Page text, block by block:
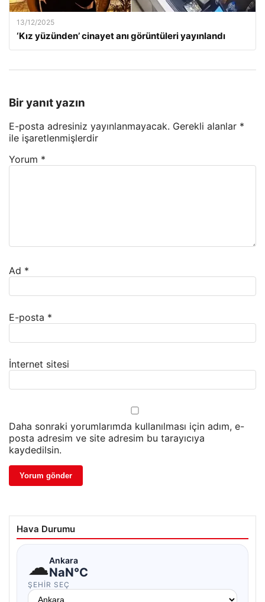
13/12/2025
‘Kız yüzünden’ cinayet anı görüntüleri yayınlandı
Bir yanıt yazın
E-posta adresiniz yayınlanmayacak. Gerekli alanlar *
ile işaretlenmişlerdir
Yorum *
Ad *
E-posta *
İnternet sitesi
Daha sonraki yorumlarımda kullanılması için adım, e-
posta adresim ve site adresim bu tarayıcıya
kaydedilsin.
Hava Durumu
☁Ankara
NaN°C
ŞEHIR SEÇ